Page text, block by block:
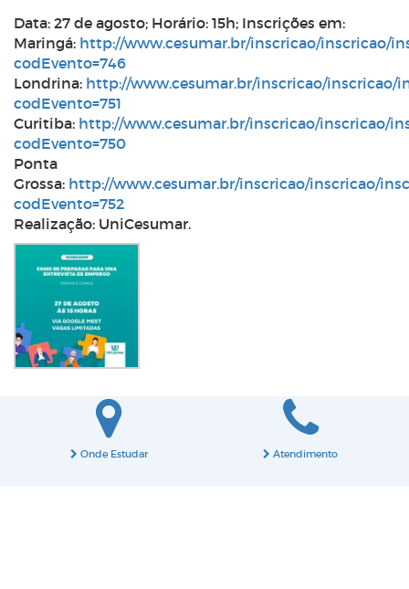
Data: 27 de agosto; Horário: 15h; Inscrições em:
Maringá: http://www.cesumar.br/inscricao/inscricao/
codEvento=746
Londrina: http://www.cesumar.br/inscricao/inscricao/
codEvento=751
Curitiba: http://www.cesumar.br/inscricao/inscricao/
codEvento=750
Ponta
Grossa: http://www.cesumar.br/inscricao/inscricao/
codEvento=752
Realização: UniCesumar.
Onde Estudar Atendimento